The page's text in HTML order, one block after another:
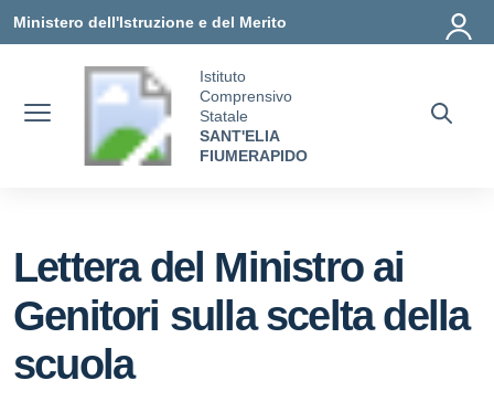
Ministero dell'Istruzione e del Merito
Istituto
Comprensivo
Statale
SANT'ELIA
FIUMERAPIDO
Lettera del Ministro ai
Genitori sulla scelta della
scuola